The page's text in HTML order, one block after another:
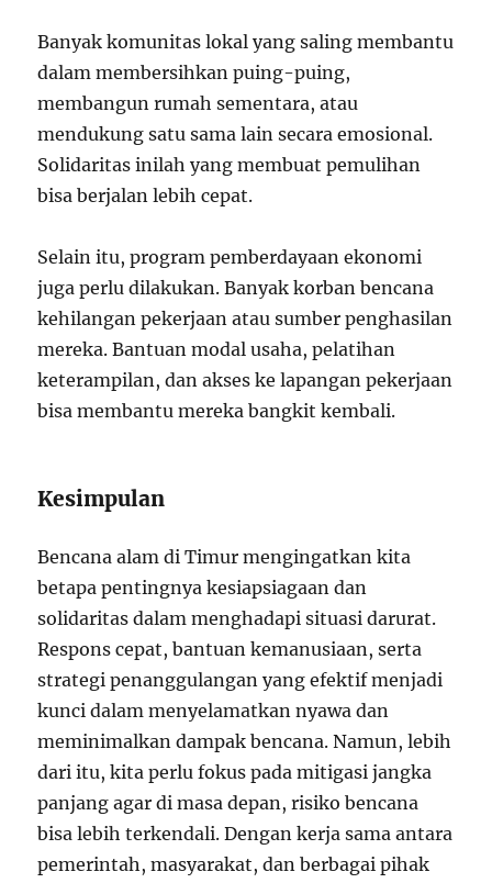
Banyak komunitas lokal yang saling membantu
dalam membersihkan puing-puing,
membangun rumah sementara, atau
mendukung satu sama lain secara emosional.
Solidaritas inilah yang membuat pemulihan
bisa berjalan lebih cepat.
Selain itu, program pemberdayaan ekonomi
juga perlu dilakukan. Banyak korban bencana
kehilangan pekerjaan atau sumber penghasilan
mereka. Bantuan modal usaha, pelatihan
keterampilan, dan akses ke lapangan pekerjaan
bisa membantu mereka bangkit kembali.
Kesimpulan
Bencana alam di Timur mengingatkan kita
betapa pentingnya kesiapsiagaan dan
solidaritas dalam menghadapi situasi darurat.
Respons cepat, bantuan kemanusiaan, serta
strategi penanggulangan yang efektif menjadi
kunci dalam menyelamatkan nyawa dan
meminimalkan dampak bencana. Namun, lebih
dari itu, kita perlu fokus pada mitigasi jangka
panjang agar di masa depan, risiko bencana
bisa lebih terkendali. Dengan kerja sama antara
pemerintah, masyarakat, dan berbagai pihak